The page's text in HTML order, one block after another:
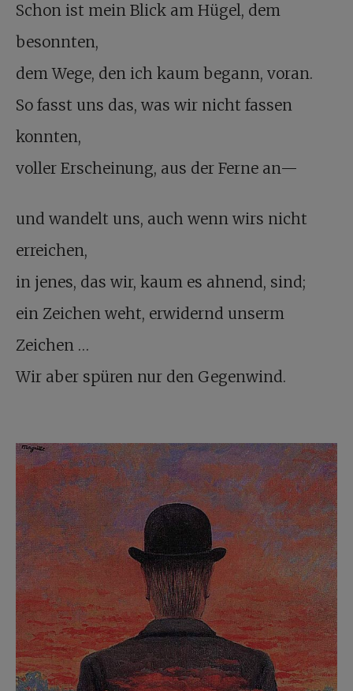
Schon ist mein Blick am Hügel, dem
besonnten,
dem Wege, den ich kaum begann, voran.
So fasst uns das, was wir nicht fassen
konnten,
voller Erscheinung, aus der Ferne an—
und wandelt uns, auch wenn wirs nicht
erreichen,
in jenes, das wir, kaum es ahnend, sind;
ein Zeichen weht, erwidernd unserm
Zeichen …
Wir aber spüren nur den Gegenwind.